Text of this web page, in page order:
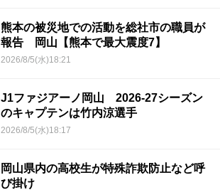
熊本の被災地での活動を総社市の職員が
報告 岡山【熊本で最大震度7】
2026/8/5(水)18:21
J1ファジアーノ岡山 2026-27シーズン
のキャプテンは竹内涼選手
2026/8/5(水)18:17
岡山県内の高校生が特殊詐欺防止など呼
び掛け